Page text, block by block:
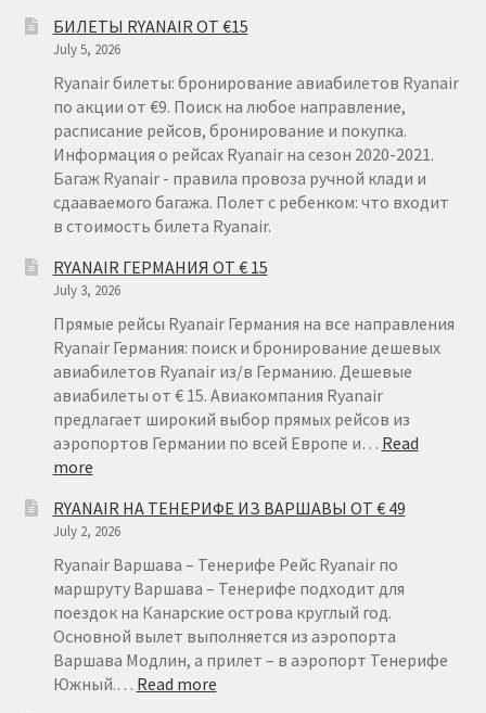
БИЛЕТЫ RYANAIR ОТ €15
July 5, 2026
Ryanair билеты: бронирование авиабилетов Ryanair
по акции от €9. Поиск на любое направление,
расписание рейсов, бронирование и покупка.
Информация о рейсах Ryanair на сезон 2020-2021.
Багаж Ryanair - правила провоза ручной клади и
сдааваемого багажа. Полет с ребенком: что входит
в стоимость билета Ryanair.
RYANAIR ГЕРМАНИЯ ОТ € 15
July 3, 2026
Прямые рейсы Ryanair Германия на все направления
Ryanair Германия: поиск и бронирование дешевых
авиабилетов Ryanair из/в Германию. Дешевые
авиабилеты от € 15. Авиакомпания Ryanair
предлагает широкий выбор прямых рейсов из
аэропортов Германии по всей Европе и… Read
more:
ГЕРМАНИЯ
ОТ
€
15
RYANAIR НА ТЕНЕРИФЕ ИЗ ВАРШАВЫ ОТ € 49
July 2, 2026
Ryanair Варшава – Тенерифе Рейс Ryanair по
маршруту Варшава – Тенерифе подходит для
поездок на Канарские острова круглый год.
Основной вылет выполняется из аэропорта
Варшава Модлин, а прилет – в аэропорт Тенерифе
Южный.… Read more: